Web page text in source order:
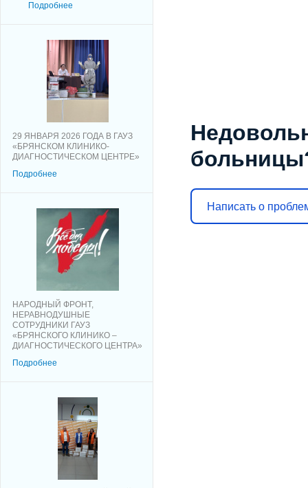
Подробнее
29 ЯНВАРЯ 2026 ГОДА В ГАУЗ
«БРЯНСКОМ КЛИНИКО-
ДИАГНОСТИЧЕСКОМ ЦЕНТРЕ»
Подробнее
НАРОДНЫЙ ФРОНТ,
НЕРАВНОДУШНЫЕ
СОТРУДНИКИ ГАУЗ
«БРЯНСКОГО КЛИНИКО –
ДИАГНОСТИЧЕСКОГО ЦЕНТРА»
Подробнее
Написать о